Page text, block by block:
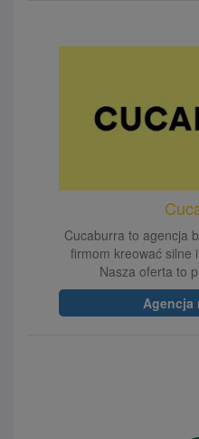
Cucaburra to agencja
firmom kreować silne
Nasza oferta to
Agencja